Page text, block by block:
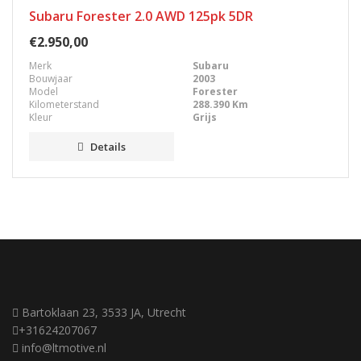
Subaru Forester 2.0 AWD 125pk 5DR
€2.950,00
Merk
Subaru
Bouwjaar
2003
Model
Forester
Kilometerstand
288.390 Km
Kleur
Grijs
Details
Bartoklaan 23, 3533 JA, Utrecht
+31624207067
info@ltmotive.nl